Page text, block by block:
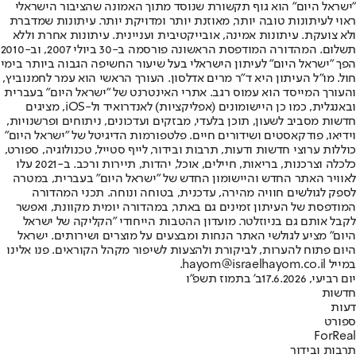
"ישראל היום" הוא גוף תקשורת שנוסד מתוך האמונה שהציבור הישראלי
ראוי לעיתונות טובה יותר, מאוזנת יותר ומדויקת יותר. עיתונות שמדברת
ולא צועקת. עיתונות אמינה, אובייקטיבית ועניינית. עיתונות אחרת וללא
תשלום. המהדורה המודפסת הראשונה פורסמה ב-30 ביולי 2007, וב-2010
הפך "ישראל היום" לעיתון הישראלי בעל שיעור החשיפה הגבוה ביותר בימי
חול. מו"ל העיתון היא ד"ר מרים אדלסון. העורך הראשי הוא עמר לחמנוביץ,
והעורך המייסד הוא עמוס רגב. אתרי האינטרנט של "ישראל היום" בעברית
ובאנגלית, כמו כן היישומונים (אפליקציות) לאנדרואיד ול-iOS, מציגים
חדשות מסביב לשעון, תוכן בלעדי, מבזקים ועדכונים, ניתוחים ופרשנויות,
וידיאו, פודקאסטים ושידורים חיים. פלטפורמות הדיגיטל של "ישראל היום"
כוללות ערוצי חדשות ודעות, תרבות ובידור, לייף סטייל, טכנולוגיה, ספורט,
כלכלה וצרכנות, בריאות, חיילים, אוכל, יהדות, תיירות ורכב. ב-2021 עלו
לאוויר האתר החדש והיישומון החדש של "ישראל היום" בעברית, במטרה
לספק לגולשים חוויה מהירה, עדכנית, בטוחה ונוחה. תכני המהדורה
המודפסת של העיתון זמינים גם באתר, במהדורה יומית מקוונת, ואפשר
לקבל אותם גם בניוזלטר. מועדון ההטבות הייחודי "הקליקה של ישראל
היום" מציע לגולשי האתר הנחות ומבצעים על מוצרים ושירותים. ישראל
היום פתוח להערות, לביקורת ולהצעות לשיפור מקהל הקוראים. פנו אלינו
במייל hayom@israelhayom.co.il.
יום רביעי, 17.6.2026
ב' בתמוז תשפ"ו
חדשות
דעות
ספורט
ForReal
תרבות ובידור